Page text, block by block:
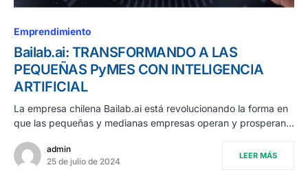
Emprendimiento
Bailab.ai: TRANSFORMANDO A LAS
PEQUEÑAS PyMES CON INTELIGENCIA
ARTIFICIAL
La empresa chilena Bailab.ai está revolucionando la forma en
que las pequeñas y medianas empresas operan y prosperan…
admin
25 de julio de 2024
LEER MÁS